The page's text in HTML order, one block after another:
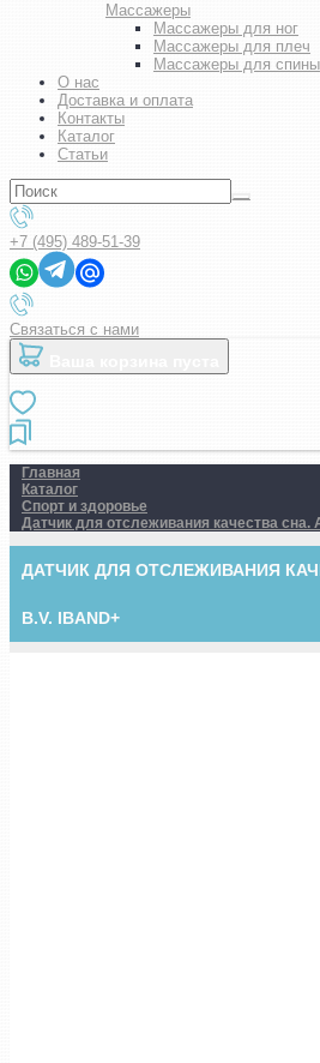
Массажеры
Массажеры для ног
Массажеры для плеч
Массажеры для спины
О нас
Доставка и оплата
Контакты
Каталог
Статьи
+7 (495) 489-51-39
Связаться с нами
Главная
Каталог
Спорт и здоровье
Датчик для отслеживания качества сна.
ДАТЧИК ДЛЯ ОТСЛЕЖИВАНИЯ
B.V. IBAND+